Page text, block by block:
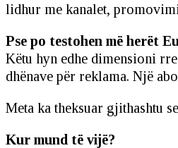
lidhur me kanalet,
Pse po testohen më herët
Këtu hyn edhe dimensioni
dhënave për reklama. Një
Meta ka theksuar gjithashtu
Kur mund të vijë?